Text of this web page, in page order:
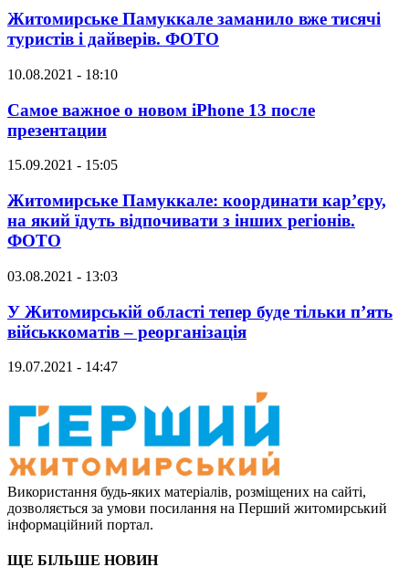
Житомирське Памуккале заманило вже тисячі
туристів і дайверів. ФОТО
10.08.2021 - 18:10
Самое важное о новом iPhone 13 после
презентации
15.09.2021 - 15:05
Житомирське Памуккале: координати кар’єру,
на який їдуть відпочивати з інших регіонів.
ФОТО
03.08.2021 - 13:03
У Житомирській області тепер буде тільки п’ять
військкоматів – реорганізація
19.07.2021 - 14:47
Використання будь-яких матеріалів, розміщених на сайті,
дозволяється за умови посилання на Перший житомирський
інформаційний портал.
ЩЕ БІЛЬШЕ НОВИН